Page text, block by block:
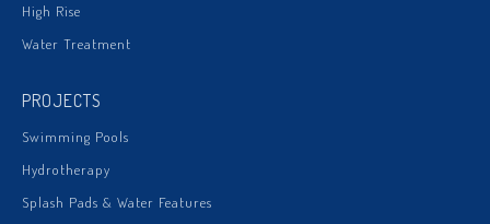
High Rise
Water Treatment
PROJECTS
Swimming Pools
Hydrotherapy
Splash Pads & Water Features